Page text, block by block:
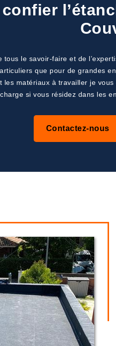
tous le savoir-faire et de
que pour de grandes
les matériaux à travailler je
si vous résidez dans les
Contactez-nous